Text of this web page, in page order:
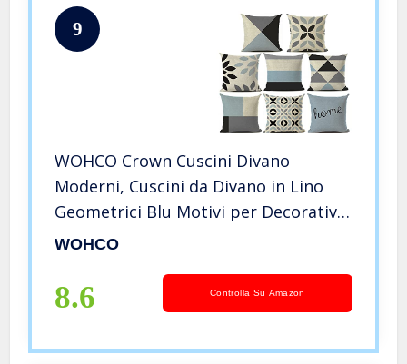
9
WOHCO Crown Cuscini Divano
Moderni, Cuscini da Divano in Lino
Geometrici Blu Motivi per Decorativi
Giardino Divano Letto con Cerniera
8Pcs
WOHCO
8.6 Controlla Su Amazon